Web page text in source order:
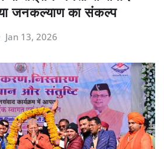
जनकल्याण का संकल्प
Jan 13, 2026